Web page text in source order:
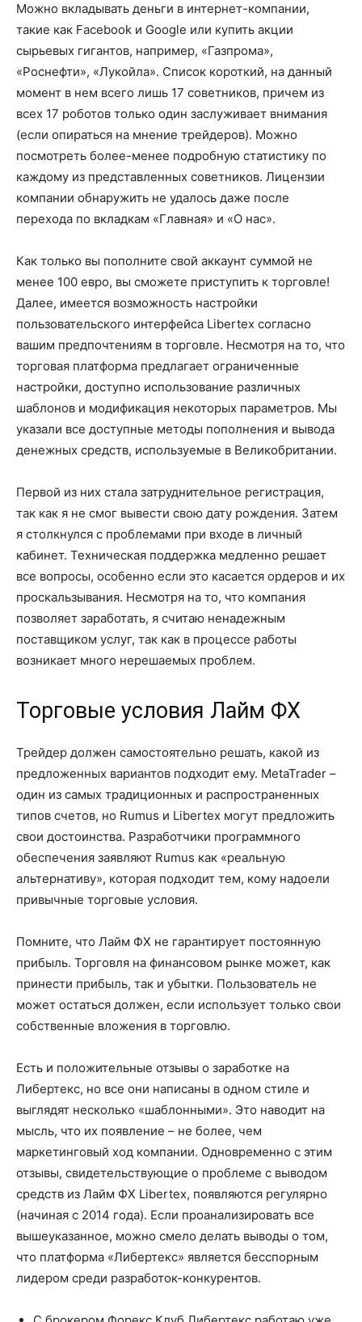
Можно вкладывать деньги в интернет-компании,
такие как Facebook и Google или купить акции
сырьевых гигантов, например, «Газпрома»,
«Роснефти», «Лукойла». Список короткий, на данный
момент в нем всего лишь 17 советников, причем из
всех 17 роботов только один заслуживает внимания
(если опираться на мнение трейдеров). Можно
посмотреть более-менее подробную статистику по
каждому из представленных советников. Лицензии
компании обнаружить не удалось даже после
перехода по вкладкам «Главная» и «О нас».
Как только вы пополните свой аккаунт суммой не
менее 100 евро, вы сможете приступить к торговле!
Далее, имеется возможность настройки
пользовательского интерфейса Libertex согласно
вашим предпочтениям в торговле. Несмотря на то, что
торговая платформа предлагает ограниченные
настройки, доступно использование различных
шаблонов и модификация некоторых параметров. Мы
указали все доступные методы пополнения и вывода
денежных средств, используемые в Великобритании.
Первой из них стала затруднительное регистрация,
так как я не смог вывести свою дату рождения. Затем
я столкнулся с проблемами при входе в личный
кабинет. Техническая поддержка медленно решает
все вопросы, особенно если это касается ордеров и их
проскальзывания. Несмотря на то, что компания
позволяет заработать, я считаю ненадежным
поставщиком услуг, так как в процессе работы
возникает много нерешаемых проблем.
Торговые условия Лайм ФХ
Трейдер должен самостоятельно решать, какой из
предложенных вариантов подходит ему. MetaTrader –
один из самых традиционных и распространенных
типов счетов, но Rumus и Libertex могут предложить
свои достоинства. Разработчики программного
обеспечения заявляют Rumus как «реальную
альтернативу», которая подходит тем, кому надоели
привычные торговые условия.
Помните, что Лайм ФХ не гарантирует постоянную
прибыль. Торговля на финансовом рынке может, как
принести прибыль, так и убытки. Пользователь не
может остаться должен, если использует только свои
собственные вложения в торговлю.
Есть и положительные отзывы о заработке на
Либертекс, но все они написаны в одном стиле и
выглядят несколько «шаблонными». Это наводит на
мысль, что их появление – не более, чем
маркетинговый ход компании. Одновременно с этим
отзывы, свидетельствующие о проблеме с выводом
средств из Лайм ФХ Libertex, появляются регулярно
(начиная с 2014 года). Если проанализировать все
вышеуказанное, можно смело делать выводы о том,
что платформа «Либертекс» является бесспорным
лидером среди разработок-конкурентов.